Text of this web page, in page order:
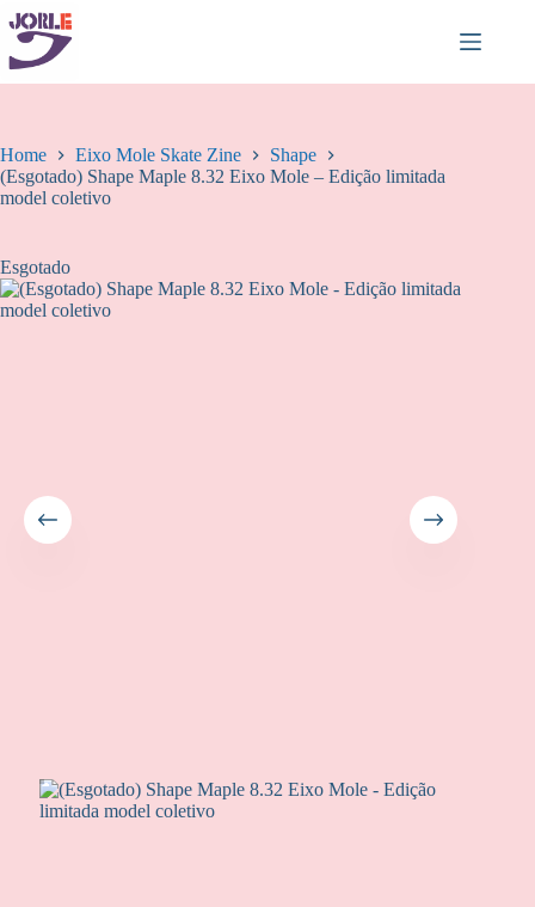
Pular
para
conteúdo
Home Eixo Mole Skate Zine
Shape
(Esgotado) Shape Maple 8.32 Eixo Mole – Edição limitada
model coletivo
Esgotado